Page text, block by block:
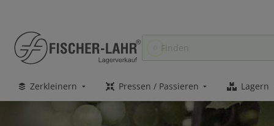
Zerkleinern Pressen / Passieren Lagern